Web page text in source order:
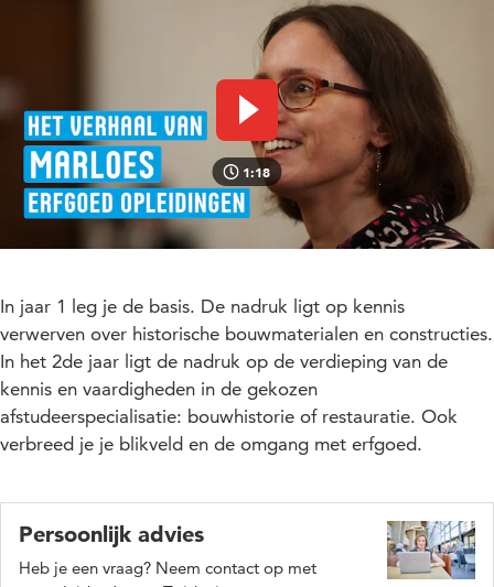
Video afspelen
1:18
In jaar 1 leg je de basis. De nadruk ligt op kennis
verwerven over historische bouwmaterialen en constructies.
In het 2de jaar ligt de nadruk op de verdieping van de
kennis en vaardigheden in de gekozen
afstudeerspecialisatie: bouwhistorie of restauratie. Ook
verbreed je je blikveld en de omgang met erfgoed.
Persoonlijk advies
Heb je een vraag? Neem contact op met